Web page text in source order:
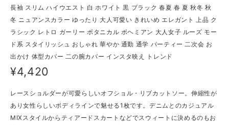
長袖 スリム ハイウエスト 白 ホワイト 黒 ブラック 春夏 春 夏 秋冬 秋
冬 ニュアンスカラー ゆったり 大人可愛い きれいめ エレガント 上品 ク
ラシック レトロ ガーリー ボタニカル ボヘミアン 大人女子 ルーズ モー
ド系 スタイリッシュ おしゃれ 華やか 通勤 通学 パーティー 二次会 お
出かけ 体型カバー 二の腕カバー インスタ映え トレンド
¥4,420
レースショルダーが可愛らしいオフショル・リブカットソー。伸縮性が
あり女性らしいボディラインで魅せる1枚です。デニムとのカジュアル
MIXスタイルからティアードスカートなどでスウィートに決めるのもお